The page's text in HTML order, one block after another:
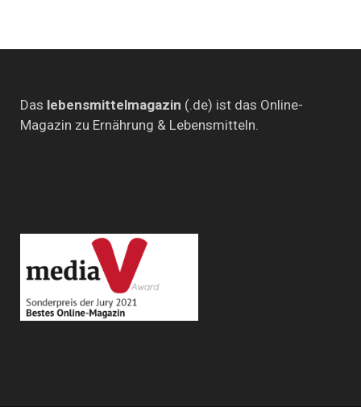
Das lebensmittelmagazin (.de) ist das Online-
Magazin zu Ernährung & Lebensmitteln.